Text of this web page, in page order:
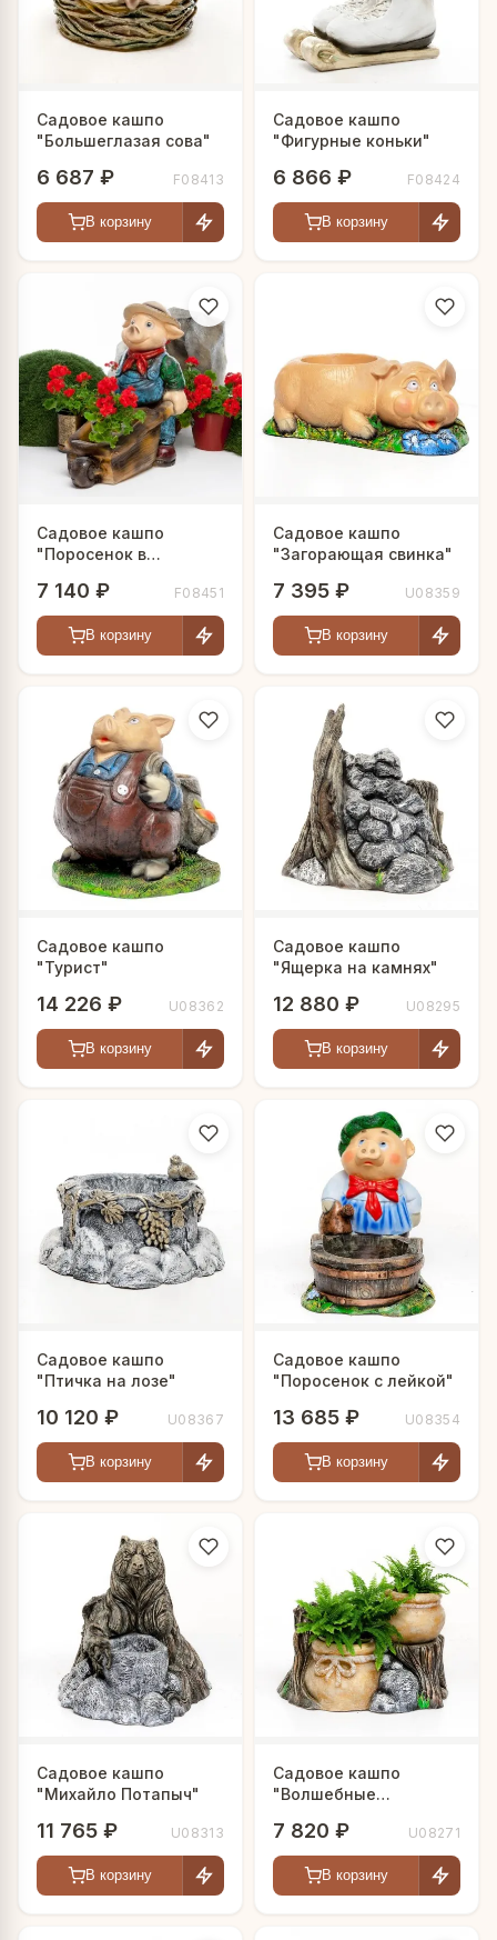
Садовое кашпо
"Большеглазая сова"
6 687 ₽ F08413
В корзину
Садовое кашпо
"Фигурные коньки"
6 866 ₽ F08424
В корзину
Садовое кашпо
"Поросенок в
7 140 ₽ F08451
В корзину
Садовое кашпо
"Загорающая свинка"
7 395 ₽ U08359
В корзину
Садовое кашпо
"Турист"
14 226 ₽ U08362
В корзину
Садовое кашпо
"Ящерка на камнях"
12 880 ₽ U08295
В корзину
Садовое кашпо
"Птичка на лозе"
10 120 ₽ U08367
В корзину
Садовое кашпо
"Поросенок с лейкой"
13 685 ₽ U08354
В корзину
Садовое кашпо
"Михайло Потапыч"
11 765 ₽ U08313
В корзину
Садовое кашпо
"Волшебные
7 820 ₽ U08271
В корзину